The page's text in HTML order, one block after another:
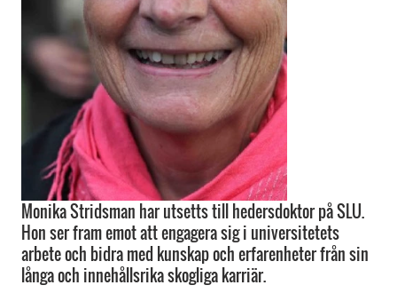
Monika Stridsman har utsetts till hedersdoktor på SLU.
Hon ser fram emot att engagera sig i universitetets
arbete och bidra med kunskap och erfarenheter från sin
långa och innehållsrika skogliga karriär.